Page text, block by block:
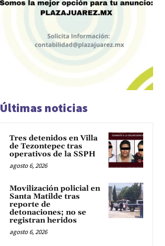
Últimas noticias
Tres detenidos en Villa
de Tezontepec tras
operativos de la SSPH
agosto 6, 2026
Movilización policial en
Santa Matilde tras
reporte de
detonaciones; no se
registran heridos
agosto 6, 2026